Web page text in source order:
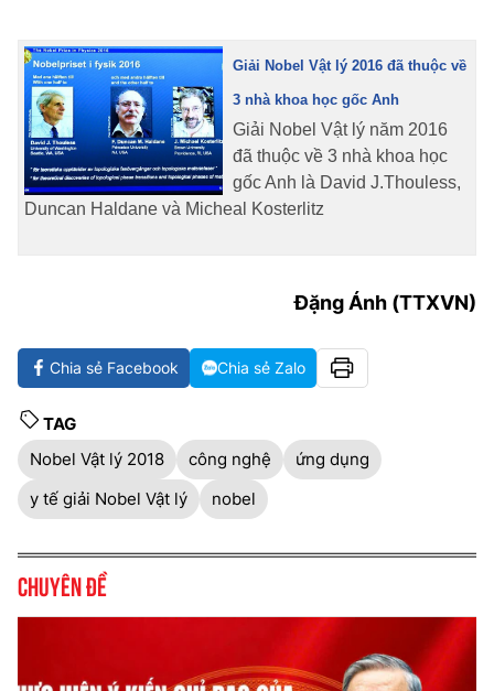
Giải Nobel Vật lý 2016 đã thuộc về
3 nhà khoa học gốc Anh
Giải Nobel Vật lý năm 2016
đã thuộc về 3 nhà khoa học
gốc Anh là David J.Thouless,
Duncan Haldane và Micheal Kosterlitz
Đặng Ánh (TTXVN)
Chia sẻ Facebook Chia sẻ Zalo
TAG
Nobel Vật lý 2018
công nghệ
ứng dụng
y tế giải Nobel Vật lý
nobel
Chuyên đề